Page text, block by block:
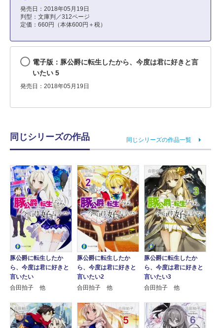
発売日：2018年05月19日
判型：文庫判／312ページ
定価：660円（本体600円＋税）
電子版：豚公爵に転生したから、今度は君に好きと言
いたい 5
発売日：2018年05月19日
同じシリーズの作品 同じシリーズの作品一覧
豚公爵に転生したか
ら、今度は君に好きと
言いたい
合田拍子 他
豚公爵に転生したか
ら、今度は君に好きと
言いたい2
合田拍子 他
豚公爵に転生したか
ら、今度は君に好きと
言いたい3
合田拍子 他